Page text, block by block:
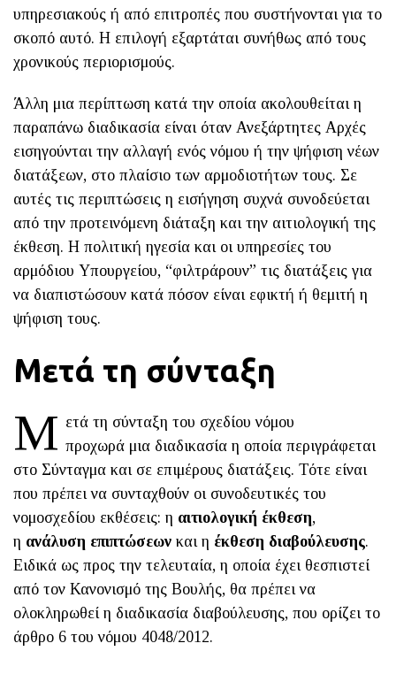
υπηρεσιακούς ή από επιτροπές που συστήνονται για το
σκοπό αυτό. Η επιλογή εξαρτάται συνήθως από τους
χρονικούς περιορισμούς.
Άλλη μια περίπτωση κατά την οποία ακολουθείται η
παραπάνω διαδικασία είναι όταν Ανεξάρτητες Αρχές
εισηγούνται την αλλαγή ενός νόμου ή την ψήφιση νέων
διατάξεων, στο πλαίσιο των αρμοδιοτήτων τους. Σε
αυτές τις περιπτώσεις η εισήγηση συχνά συνοδεύεται
από την προτεινόμενη διάταξη και την αιτιολογική της
έκθεση. Η πολιτική ηγεσία και οι υπηρεσίες του
αρμόδιου Υπουργείου, “φιλτράρουν” τις διατάξεις για
να διαπιστώσουν κατά πόσον είναι εφικτή ή θεμιτή η
ψήφιση τους.
Μετά τη σύνταξη
Μ ετά τη σύνταξη του σχεδίου νόμου
προχωρά μια διαδικασία η οποία περιγράφεται
στο Σύνταγμα και σε επιμέρους διατάξεις. Τότε είναι
που πρέπει να συνταχθούν οι συνοδευτικές του
νομοσχεδίου εκθέσεις: η αιτιολογική έκθεση,
η ανάλυση επιπτώσεων και η έκθεση διαβούλευσης.
Ειδικά ως προς την τελευταία, η οποία έχει θεσπιστεί
από τον Κανονισμό της Βουλής, θα πρέπει να
ολοκληρωθεί η διαδικασία διαβούλευσης, που ορίζει το
άρθρο 6 του νόμου 4048/2012.